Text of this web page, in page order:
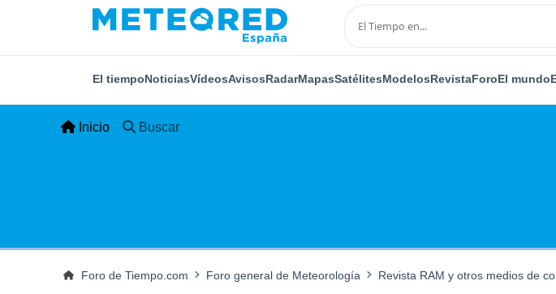
El tiempoNoticiasVídeosAvisosRadarMapasSatélitesModelosRevistaForoEl mundo
Inicio Buscar
Foro de Tiempo.com Foro general de Meteorología Revista RAM y otros medios de